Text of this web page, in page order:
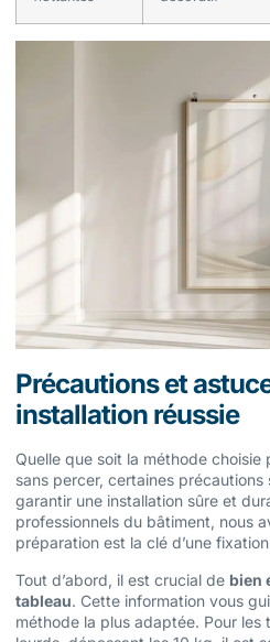
Précautions et
installation réussie
Quelle que soit la méthode
sans percer, certaines précautions
garantir une installation sûre et
professionnels du bâtiment, nous
préparation est la clé d’une
Tout d’abord, il est crucial de bien
tableau. Cette information vous
méthode la plus adaptée. Pour